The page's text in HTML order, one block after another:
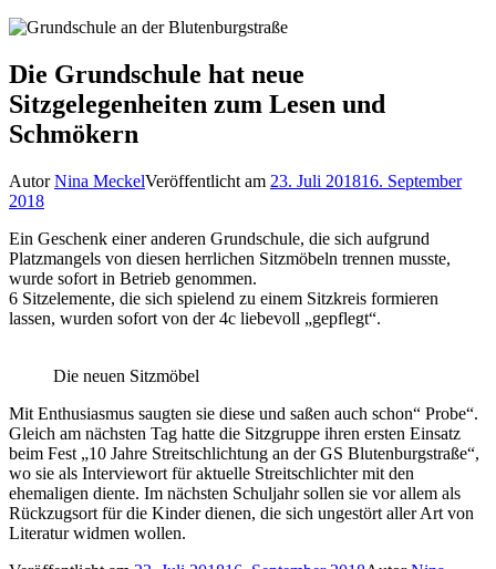
Die Grundschule hat neue
Sitzgelegenheiten zum Lesen und
Schmökern
AutorNina MeckelVeröffentlicht am 23. Juli 201816. September
2018
Ein Geschenk einer anderen Grundschule, die sich aufgrund
Platzmangels von diesen herrlichen Sitzmöbeln trennen musste,
wurde sofort in Betrieb genommen.
6 Sitzelemente, die sich spielend zu einem Sitzkreis formieren
lassen, wurden sofort von der 4c liebevoll „gepflegt“.
Die neuen Sitzmöbel
Mit Enthusiasmus saugten sie diese und saßen auch schon“ Probe“.
Gleich am nächsten Tag hatte die Sitzgruppe ihren ersten Einsatz
beim Fest „10 Jahre Streitschlichtung an der GS Blutenburgstraße“,
wo sie als Interviewort für aktuelle Streitschlichter mit den
ehemaligen diente. Im nächsten Schuljahr sollen sie vor allem als
Rückzugsort für die Kinder dienen, die sich ungestört aller Art von
Literatur widmen wollen.